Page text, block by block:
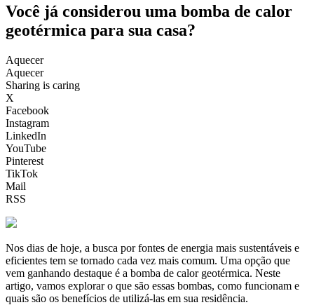
Você já considerou uma bomba de calor
geotérmica para sua casa?
Aquecer
Aquecer
Sharing is caring
X
Facebook
Instagram
LinkedIn
YouTube
Pinterest
TikTok
Mail
RSS
Nos dias de hoje, a busca por fontes de energia mais sustentáveis e
eficientes tem se tornado cada vez mais comum. Uma opção que
vem ganhando destaque é a bomba de calor geotérmica. Neste
artigo, vamos explorar o que são essas bombas, como funcionam e
quais são os benefícios de utilizá-las em sua residência.